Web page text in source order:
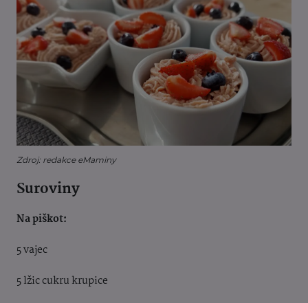
Zdroj: redakce eMaminy
Suroviny
Na piškot:
5 vajec
5 lžic cukru krupice